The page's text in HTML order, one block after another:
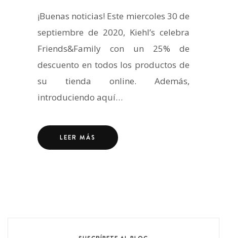
¡Buenas noticias! Este miercoles 30 de
septiembre de 2020, Kiehl’s celebra
Friends&Family con un 25% de
descuento en todos los productos de
su tienda online. Además,
introduciendo aquí…
LEER MÁS